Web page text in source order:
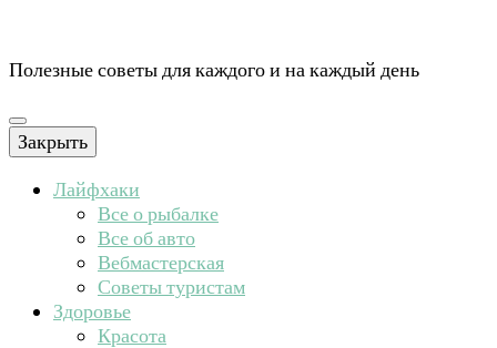
Полезные советы для каждого и на каждый день
Закрыть
Лайфхаки
Все о рыбалке
Все об авто
Вебмастерская
Советы туристам
Здоровье
Красота